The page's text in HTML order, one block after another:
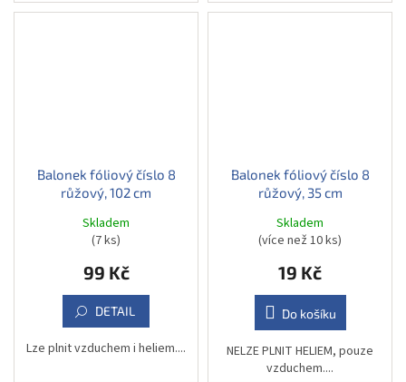
Balonek fóliový číslo 8
růžový, 102 cm
Skladem
(7 ks)
99 Kč
DETAIL
Lze plnit vzduchem i heliem....
Balonek fóliový číslo 8
růžový, 35 cm
Skladem
(více než 10 ks)
19 Kč
Do košíku
NELZE PLNIT HELIEM, pouze
vzduchem....